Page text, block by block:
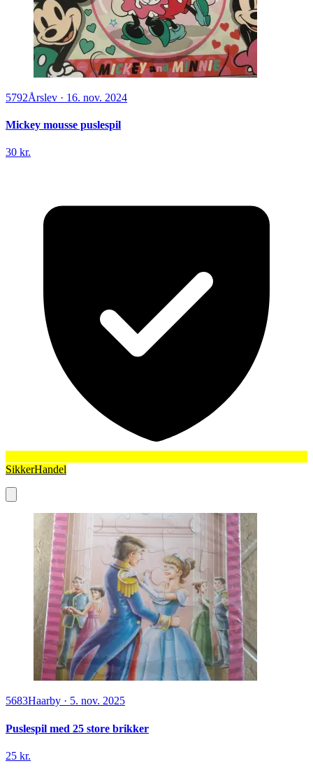
5792Årslev · 16. nov. 2024
Mickey mousse puslespil
30 kr.
SikkerHandel
5683Haarby · 5. nov. 2025
Puslespil med 25 store brikker
25 kr.